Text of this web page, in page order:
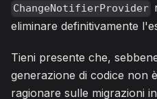
ChangeNotifierProvider
eliminare definitivamente
Tieni presente che,
generazione di codice non è
ragionare sulle migrazioni